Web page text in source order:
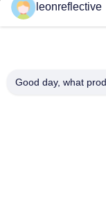
Nasz adres
2 piętro, budynek
leonreflective
Good day, what